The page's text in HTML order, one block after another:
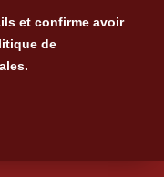
et confirme avoir
de